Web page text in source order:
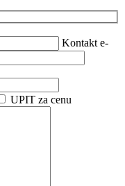
Kontakt e-
UPIT za cenu